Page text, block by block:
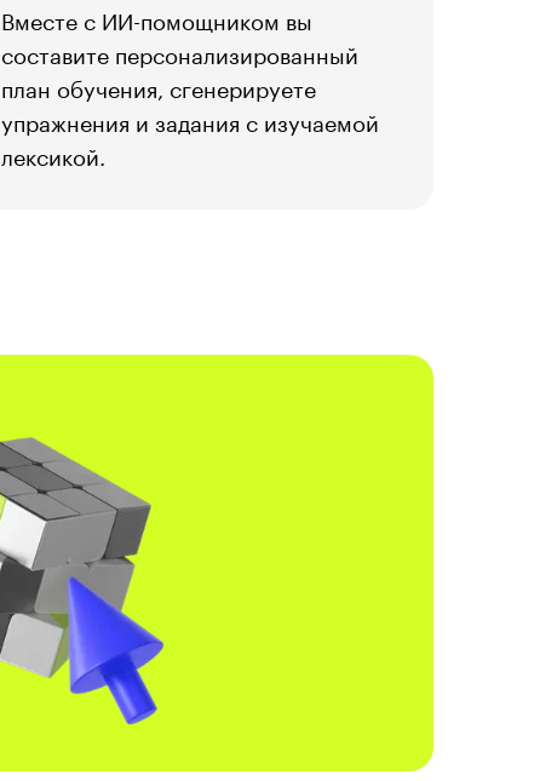
Вместе с ИИ-помощником вы
составите персонализированный
план обучения, сгенерируете
упражнения и задания с изучаемой
лексикой.